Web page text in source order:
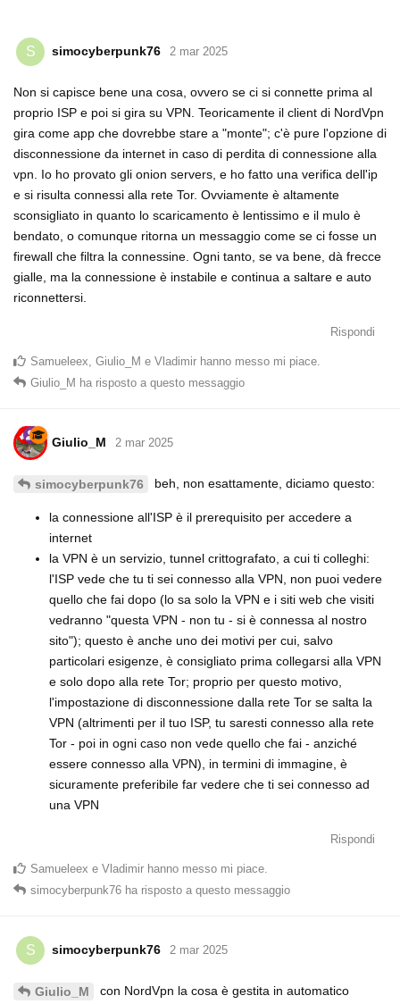
S simocyberpunk76 2 mar 2025
Non si capisce bene una cosa, ovvero se ci si connette prima al
proprio ISP e poi si gira su VPN. Teoricamente il client di NordVpn
gira come app che dovrebbe stare a "monte"; c'è pure l'opzione di
disconnessione da internet in caso di perdita di connessione alla
vpn. Io ho provato gli onion servers, e ho fatto una verifica dell'ip
e si risulta connessi alla rete Tor. Ovviamente è altamente
sconsigliato in quanto lo scaricamento è lentissimo e il mulo è
bendato, o comunque ritorna un messaggio come se ci fosse un
firewall che filtra la connessine. Ogni tanto, se va bene, dà frecce
gialle, ma la connessione è instabile e continua a saltare e auto
riconnettersi.
Rispondi
Samueleex, Giulio_M e Vladimir hanno messo mi piace.
Giulio_M ha risposto a questo messaggio
Giulio_M 2 mar 2025
simocyberpunk76 beh, non esattamente, diciamo questo:
la connessione all'ISP è il prerequisito per accedere a
internet
la VPN è un servizio, tunnel crittografato, a cui ti colleghi:
l'ISP vede che tu ti sei connesso alla VPN, non puoi vedere
quello che fai dopo (lo sa solo la VPN e i siti web che visiti
vedranno "questa VPN - non tu - si è connessa al nostro
sito"); questo è anche uno dei motivi per cui, salvo
particolari esigenze, è consigliato prima collegarsi alla VPN
e solo dopo alla rete Tor; proprio per questo motivo,
l'impostazione di disconnessione dalla rete Tor se salta la
VPN (altrimenti per il tuo ISP, tu saresti connesso alla rete
Tor - poi in ogni caso non vede quello che fai - anziché
essere connesso alla VPN), in termini di immagine, è
sicuramente preferibile far vedere che ti sei connesso ad
una VPN
Rispondi
Samueleex e Vladimir hanno messo mi piace.
simocyberpunk76 ha risposto a questo messaggio
S simocyberpunk76 2 mar 2025
Giulio_M con NordVpn la cosa è gestita in automatico